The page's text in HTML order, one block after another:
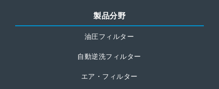
製品分野
油圧フィルター
自動逆洗フィルター
エア・フィルター